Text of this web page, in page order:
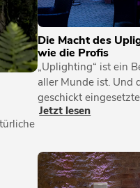
Die Macht des
wie die Profis
„Uplighting“ ist ein
aller Munde ist. Und
geschickt
Jetzt lesen